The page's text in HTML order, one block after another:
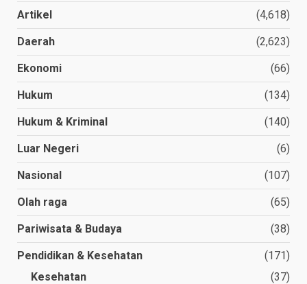
Artikel (4,618)
Daerah (2,623)
Ekonomi (66)
Hukum (134)
Hukum & Kriminal (140)
Luar Negeri (6)
Nasional (107)
Olah raga (65)
Pariwisata & Budaya (38)
Pendidikan & Kesehatan
(171)
Kesehatan
(37)